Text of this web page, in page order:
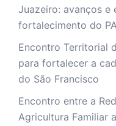
Juazeiro: avanços e
fortalecimento do
Encontro Territorial
para fortalecer a
do São Francisco
Encontro entre a
Agricultura Familiar